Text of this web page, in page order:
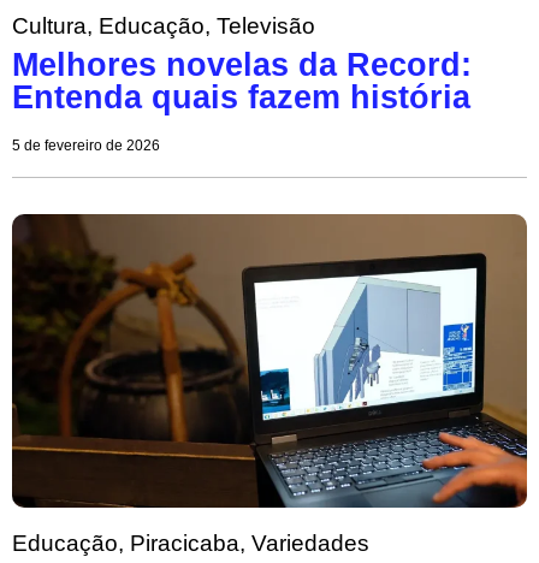
Cultura, Educação, Televisão
Melhores novelas da Record:
Entenda quais fazem história
5 de fevereiro de 2026
Educação, Piracicaba, Variedades